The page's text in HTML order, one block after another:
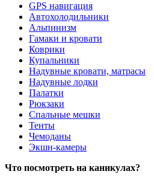
GPS навигация
Автохолодильники
Альпинизм
Гамаки и кровати
Коврики
Купальники
Надувные кровати, матрасы
Надувные лодки
Палатки
Рюкзаки
Спальные мешки
Тенты
Чемоданы
Экшн-камеры
Что посмотреть на каникулах?